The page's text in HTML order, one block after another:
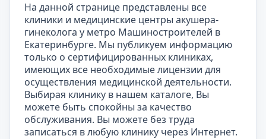
На данной странице представлены все
клиники и медицинские центры акушера-
гинеколога у метро Машиностроителей в
Екатеринбурге. Мы публикуем информацию
только о сертифицированных клиниках,
имеющих все необходимые лицензии для
осуществления медицинской деятельности.
Выбирая клинику в нашем каталоге, Вы
можете быть спокойны за качество
обслуживания. Вы можете без труда
записаться в любую клинику через Интернет.